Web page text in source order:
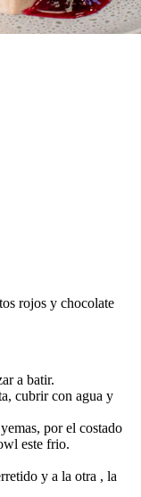
rojos y chocolate
a batir.
cubrir con agua y
por el costado
este frio.
y a la otra , la